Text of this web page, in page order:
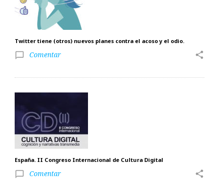
Twitter tiene (otros) nuevos planes contra el acoso y el odio.
chat_bubble_outline Comentar share
España. II Congreso Internacional de Cultura Digital
chat_bubble_outline Comentar share